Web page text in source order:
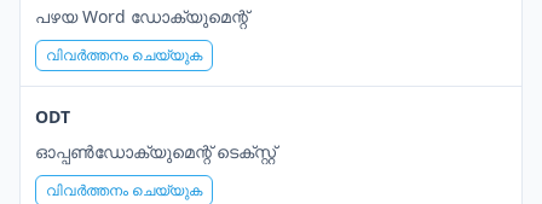
പഴയ Word ഡോക്യുമെന്റ്
വിവർത്തനം ചെയ്യുക
ODT
ഓപ്പൺഡോക്യുമെന്റ് ടെക്സ്റ്റ്
വിവർത്തനം ചെയ്യുക